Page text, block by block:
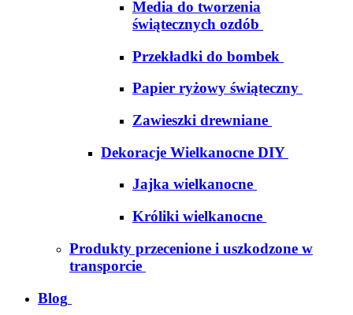
Media do tworzenia
świątecznych ozdób
Przekładki do bombek
Papier ryżowy świąteczny
Zawieszki drewniane
Dekoracje Wielkanocne DIY
Jajka wielkanocne
Króliki wielkanocne
Produkty przecenione i uszkodzone w
transporcie
Blog